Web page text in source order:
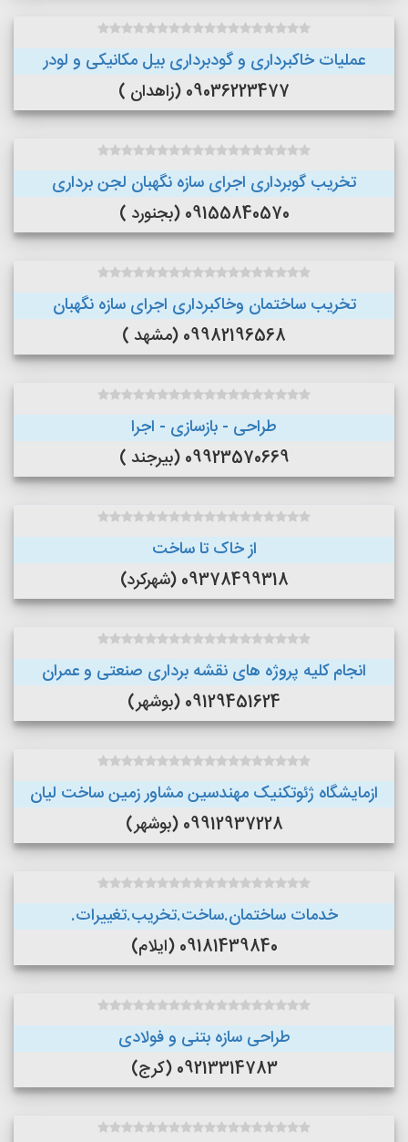
عملیات خاکبرداری و گودبرداری بیل مکانیکی و لودر
09036223477 (زاهدان )
تخریب گوبرداری اجرای سازه نگهبان لجن برداری
09155840570 (بجنورد )
تخریب ساختمان وخاکبرداری اجرای سازه نگهبان
09982196568 (مشهد )
طراحی - بازسازی - اجرا
09923570669 (بیرجند )
از خاک تا ساخت
09378499318 (شهرکرد)
انجام کلیه پروژه های نقشه برداری صنعتی و عمران
09129451624 (بوشهر)
ازمایشگاه ژئوتکنیک مهندسین مشاور زمین ساخت لیان
09912937228 (بوشهر)
خدمات ساختمان.ساخت.تخریب.تغییرات.
09181439840 (ایلام)
طراحی سازه بتنی و فولادی
09213314783 (کرج)